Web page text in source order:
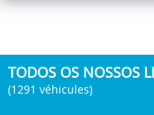
TODOS OS NOSSOS
(1291 véhicules)